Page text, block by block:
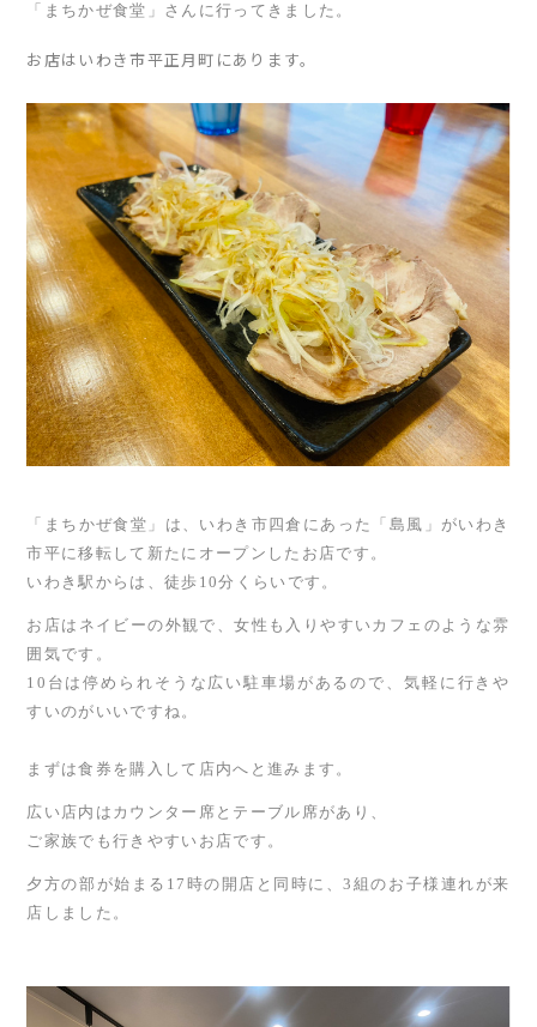
「まちかぜ食堂」さんに行ってきました。
お店はいわき市平正月町にあります。
「まちかぜ食堂」は、いわき市四倉にあった「島風」がいわき
市平に移転して新たにオープンしたお店です。
いわき駅からは、徒歩10分くらいです。
お店はネイビーの外観で、女性も入りやすいカフェのような雰
囲気です。
10台は停められそうな広い駐車場があるので、気軽に行きや
すいのがいいですね。
まずは食券を購入して店内へと進みます。
広い店内はカウンター席とテーブル席があり、
ご家族でも行きやすいお店です。
夕方の部が始まる17時の開店と同時に、3組のお子様連れが来
店しました。